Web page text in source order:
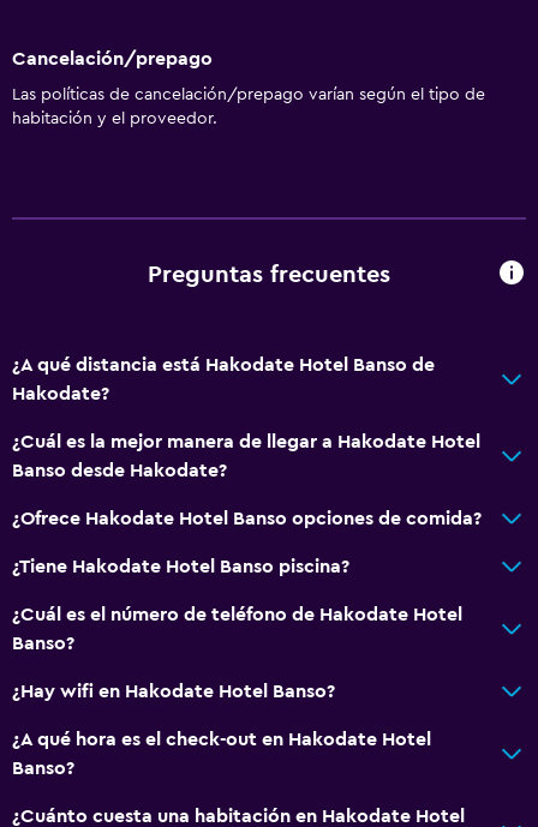
Cancelación/prepago
Las políticas de cancelación/prepago varían según el tipo de
habitación y el proveedor.
Preguntas frecuentes
¿A qué distancia está Hakodate Hotel Banso de
Hakodate?
¿Cuál es la mejor manera de llegar a Hakodate Hotel
Banso desde Hakodate?
¿Ofrece Hakodate Hotel Banso opciones de comida?
¿Tiene Hakodate Hotel Banso piscina?
¿Cuál es el número de teléfono de Hakodate Hotel
Banso?
¿Hay wifi en Hakodate Hotel Banso?
¿A qué hora es el check-out en Hakodate Hotel
Banso?
¿Cuánto cuesta una habitación en Hakodate Hotel